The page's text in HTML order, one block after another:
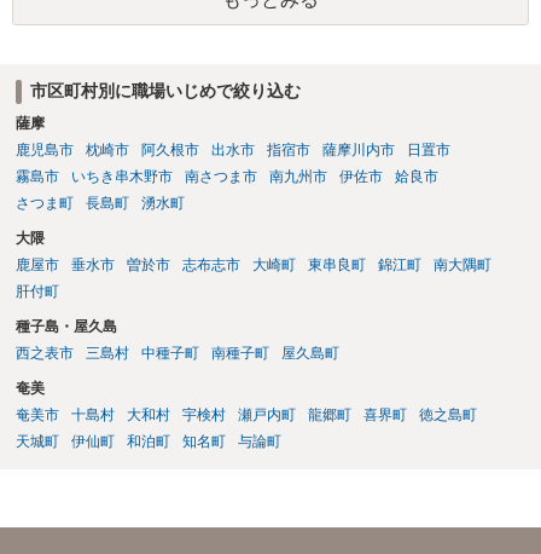
ないとして、②③について、あなたの記載内容には、典型的なハラス
メントが多数含まれています。 意図的な無視・孤立化、業務情報の共
離、業務負荷の偏った配分、新人教育からの不当排除、公共の場での
悪口・人格否定発言、早退理由の改ざん（評価操作）いずれも 業務上
必要性が認められず、違法性は強い と評価できます。 職場全体から孤
立し、誹謗中傷が常態化している状況は、明確に精神的苦痛を伴うも
のであり、労働局あっせん・労働審判の典型的認容パターンに該当し
ます。 また、会社は、社員・アルバイトを問わず「労働者の安全・健
情から、会社の対応が「不十分」ではなく「不作為」と評価される可
能性があります。 会社は事実を認識していた ・女性だから仕方ない、
アルバイト間だから介入しづらい、という理由で放置 ・コンプライア
ンス窓口が「当事者間で解決を」として事実上不受理 ・上位上司への
報告がなされた後も具体的対応なし ・職場全体に悪影響が及ぶほどの
断される蓋然性が高い。 これは 労働審判や民事訴訟における損害賠償
請求の重要な根拠となります。 あとは、弁護士とともに証拠を整理
し、労働局の「個別労働紛争あっせん」申請や労働審判を検討される
市区町村別に職場いじめで絞り込む
薩摩
鹿児島市
枕崎市 阿久根市 出水市 指宿市 薩摩川内市
日置市
霧島市
いちき串木野市 南さつま市 南九州市 伊佐市
姶良市
さつま町
長島町 湧水町
大隈
鹿屋市
垂水市 曽於市 志布志市 大崎町 東串良町 錦江町
南大隅町
肝付町
種子島・屋久島
西之表市
三島村 中種子町 南種子町 屋久島町
奄美
奄美市
十島村 大和村 宇検村 瀬戸内町 龍郷町 喜界町
徳之島町
天城町
伊仙町 和泊町 知名町 与論町